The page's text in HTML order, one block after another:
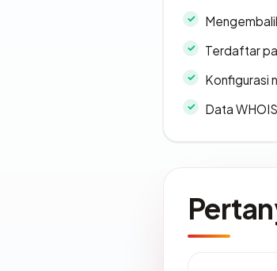
Terdaftar
Konfigurasi
Data